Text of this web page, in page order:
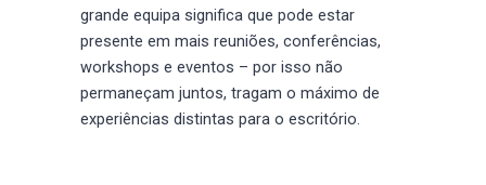
grande equipa significa que pode estar
presente em mais reuniões, conferências,
workshops e eventos – por isso não
permaneçam juntos, tragam o máximo de
experiências distintas para o escritório.